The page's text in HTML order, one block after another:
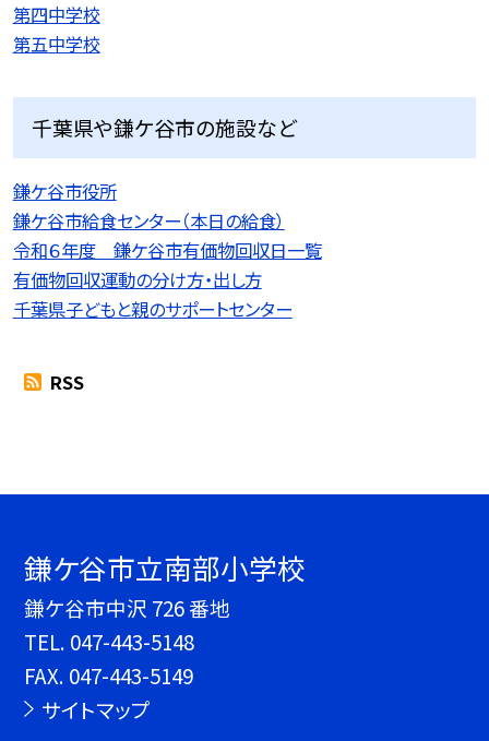
第四中学校
第五中学校
千葉県や鎌ケ谷市の施設など
鎌ケ谷市役所
鎌ケ谷市給食センター（本日の給食）
令和６年度 鎌ケ谷市有価物回収日一覧
有価物回収運動の分け方・出し方
千葉県子どもと親のサポートセンター
RSS
鎌ケ谷市立南部小学校
鎌ケ谷市中沢 726 番地
TEL. 047-443-5148
FAX. 047-443-5149
サイトマップ